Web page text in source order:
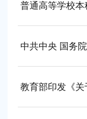
普通高等学校本
中共中央 国务
教育部印发《